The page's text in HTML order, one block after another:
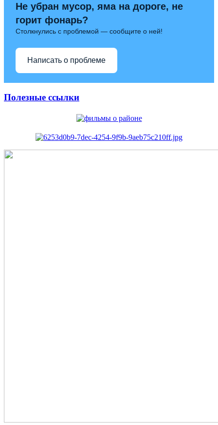
Не убран мусор, яма на дороге, не
горит фонарь?
Столкнулись с проблемой — сообщите о ней!
Написать о проблеме
Полезные ссылки